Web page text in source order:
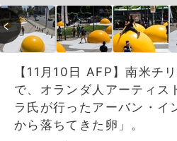
【11月10日 AFP】南米チ
で、オランダ人アーティス
ラ氏が行ったアーバン・イ
から落ちてきた卵」。